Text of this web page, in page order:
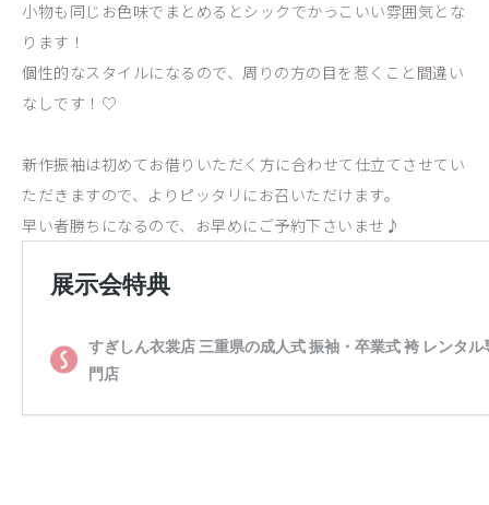
小物も同じお色味でまとめるとシックでかっこいい雰囲気とな
ります！
個性的なスタイルになるので、周りの方の目を惹くこと間違い
なしです！♡
新作振袖は初めてお借りいただく方に合わせて仕立てさせてい
ただきますので、よりピッタリにお召いただけます。
早い者勝ちになるので、お早めにご予約下さいませ♪